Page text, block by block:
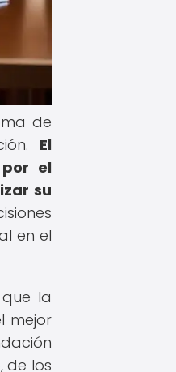
de
El
el
su
en el
la
mejor
de los